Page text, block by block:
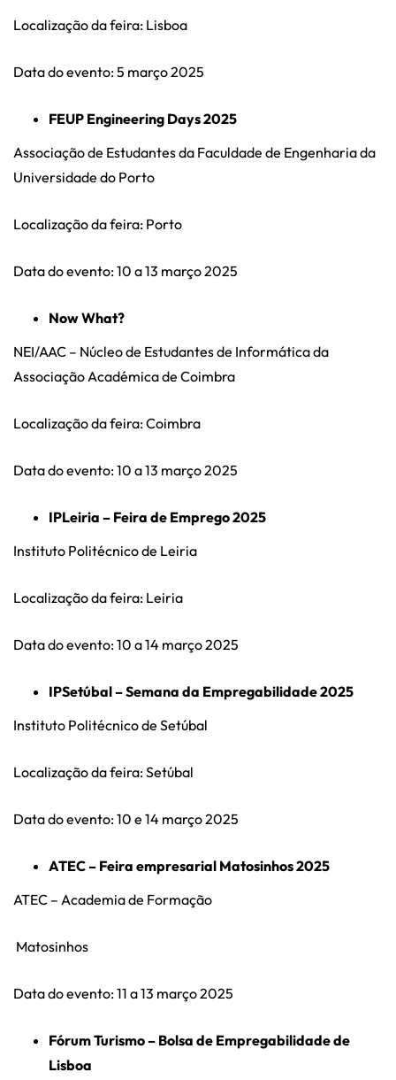
Localização da feira: Lisboa
Data do evento: 5 março 2025
FEUP Engineering Days 2025
Associação de Estudantes da Faculdade de Engenharia da
Universidade do Porto
Localização da feira: Porto
Data do evento: 10 a 13 março 2025
Now What?
NEI/AAC – Núcleo de Estudantes de Informática da
Associação Académica de Coimbra
Localização da feira: Coimbra
Data do evento: 10 a 13 março 2025
IPLeiria – Feira de Emprego 2025
Instituto Politécnico de Leiria
Localização da feira: Leiria
Data do evento: 10 a 14 março 2025
IPSetúbal – Semana da Empregabilidade 2025
Instituto Politécnico de Setúbal
Localização da feira: Setúbal
Data do evento: 10 e 14 março 2025
ATEC – Feira empresarial Matosinhos 2025
ATEC – Academia de Formação
Matosinhos
Data do evento: 11 a 13 março 2025
Fórum Turismo – Bolsa de Empregabilidade de
Lisboa